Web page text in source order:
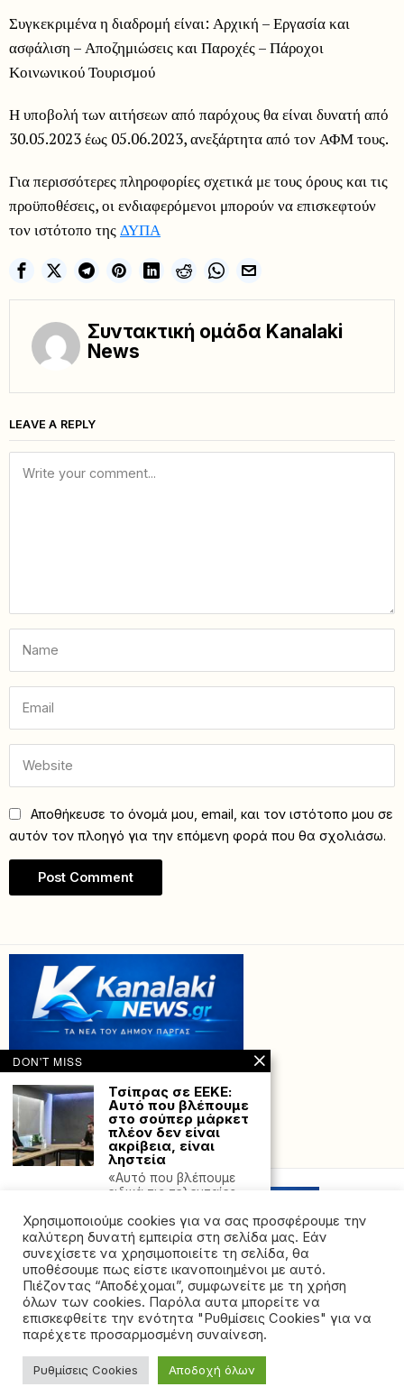
Συγκεκριμένα η διαδρομή είναι: Αρχική – Εργασία και
ασφάλιση – Αποζημιώσεις και Παροχές – Πάροχοι
Κοινωνικού Τουρισμού
Η υποβολή των αιτήσεων από παρόχους θα είναι δυνατή από
30.05.2023 έως 05.06.2023, ανεξάρτητα από τον ΑΦΜ τους.
Για περισσότερες πληροφορίες σχετικά με τους όρους και τις
προϋποθέσεις, οι ενδιαφερόμενοι μπορούν να επισκεφτούν
τον ιστότοπο τηςΔΥΠΑ
Συντακτική ομάδα Kanalaki
News
LEAVE A REPLY
Αποθήκευσε το όνομά μου, email, και τον ιστότοπο μου σε
αυτόν τον πλοηγό για την επόμενη φορά που θα σχολιάσω.
Powered with by Hostville”)
©2026 - All rights reserved. Απαγορεύεται ρητά η
αναδημοσίευση χωρίς προηγούμενη έγγραφη άδεια
Χρησιμοποιούμε cookies για να σας προσφέρουμε την
καλύτερη δυνατή εμπειρία στη σελίδα μας. Εάν
συνεχίσετε να χρησιμοποιείτε τη σελίδα, θα
υποθέσουμε πως είστε ικανοποιημένοι με αυτό.
Πιέζοντας “Αποδέχομαι”, συμφωνείτε με τη χρήση
όλων των cookies. Παρόλα αυτα μπορείτε να
επισκεφθείτε την ενότητα "Ρυθμίσεις Cookies" για να
παρέχετε προσαρμοσμένη συναίνεση.
Ρυθμίσεις Cookies Αποδοχή όλων
DON'T MISS
Τσίπρας σε ΕΕΚΕ:
Αυτό που βλέπουμε
στο σούπερ μάρκετ
πλέον δεν είναι
ακρίβεια, είναι
ληστεία
«Αυτό που βλέπουμε
ειδικά τις τελευταίες
Αυστραλία:
Ετοίμαζαν
αντισημιτική
επίθεση – Βρέθηκε
τροχόσπιτο με
εκρηκτικά
Η αυστραλιανή
αστυνομία ανακοίνωσε
μια σχεδιασθείσα